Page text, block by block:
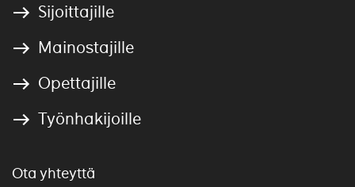
Sijoittajille
Mainostajille
Opettajille
Työnhakijoille
Ota yhteyttä